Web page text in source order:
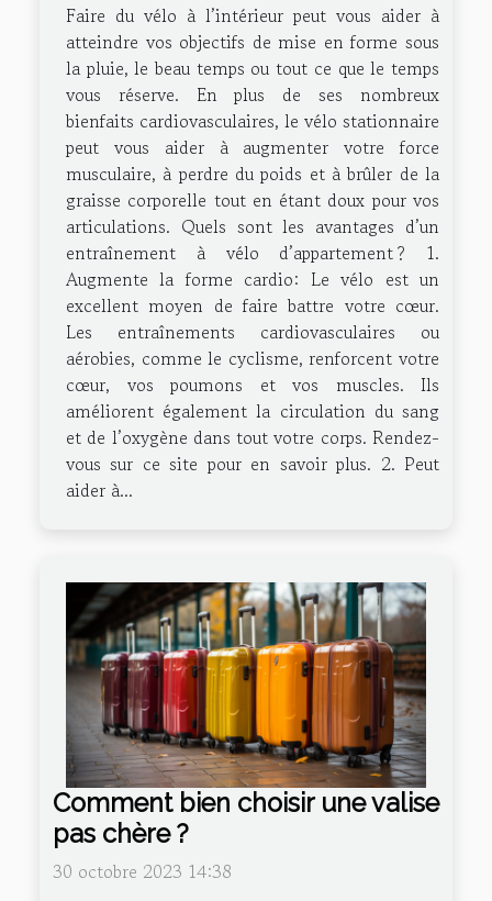
Faire du vélo à l’intérieur peut vous aider à
atteindre vos objectifs de mise en forme sous
la pluie, le beau temps ou tout ce que le temps
vous réserve. En plus de ses nombreux
bienfaits cardiovasculaires, le vélo stationnaire
peut vous aider à augmenter votre force
musculaire, à perdre du poids et à brûler de la
graisse corporelle tout en étant doux pour vos
articulations. Quels sont les avantages d’un
entraînement à vélo d’appartement ? 1.
Augmente la forme cardio: Le vélo est un
excellent moyen de faire battre votre cœur.
Les entraînements cardiovasculaires ou
aérobies, comme le cyclisme, renforcent votre
cœur, vos poumons et vos muscles. Ils
améliorent également la circulation du sang
et de l’oxygène dans tout votre corps. Rendez-
vous sur ce site pour en savoir plus. 2. Peut
aider à...
Comment bien choisir une valise
pas chère ?
30 octobre 2023 14:38